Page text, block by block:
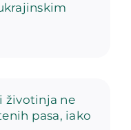
životinja ne
pasa, iako